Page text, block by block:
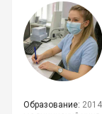
Образование